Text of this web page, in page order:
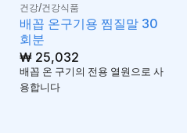
건강/건강식품
배꼽 온구기용 찜질말 30
회분
₩25,032
배꼽 온 구기의 전용 열원으로 사
용합니다